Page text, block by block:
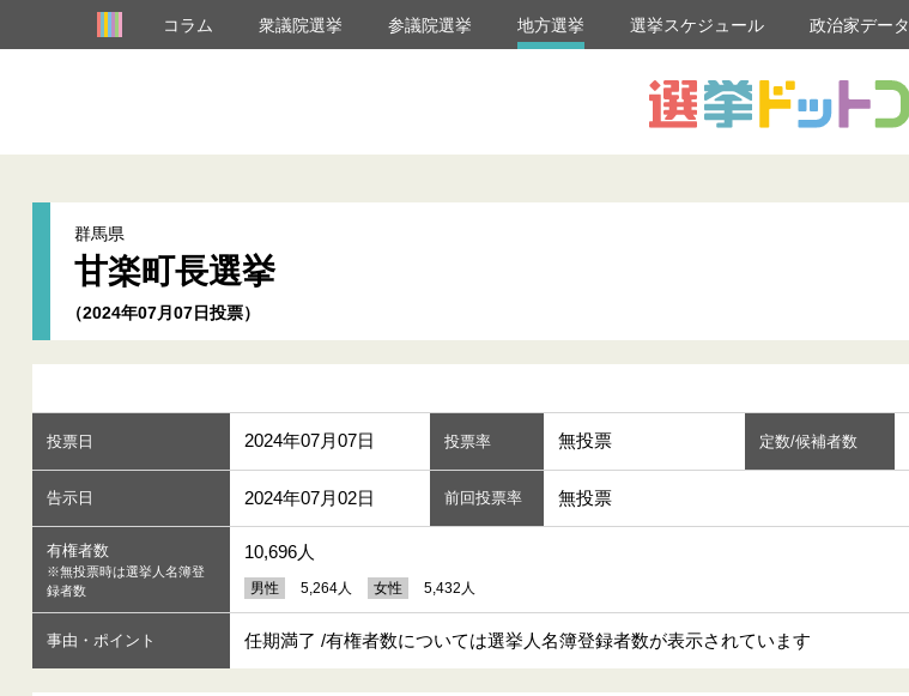
コラム 衆議院選挙 参議院選挙 地方選挙 選挙スケジュール 政治家データ
群馬県
甘楽町長選挙
（2024年07月07日投票）
投票日 2024年07月07日 投票率 無投票 定数/候補者数
告示日 2024年07月02日 前回投票率 無投票
有権者数
※無投票時は選挙人名簿登
録者数
10,696人
男性 5,264人 女性 5,432人
事由・ポイント 任期満了 /有権者数については選挙人名簿登録者数が表示されています